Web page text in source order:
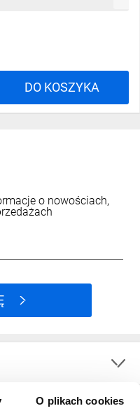
O plikach cookies
DO KOSZYKA
o nowościach,